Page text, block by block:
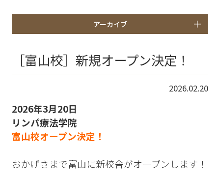
アーカイブ
［富山校］新規オープン決定！
2026.02.20
2026年3月20日
リンパ療法学院
富山校オープン決定！
おかげさまで富山に新校舎がオープンします！